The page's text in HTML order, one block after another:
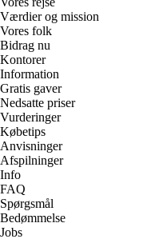
Værdier og mission
Vores folk
Bidrag nu
Kontorer
Information
Gratis gaver
Nedsatte priser
Vurderinger
Købetips
Anvisninger
Afspilninger
Info
FAQ
Spørgsmål
Bedømmelse
Jobs